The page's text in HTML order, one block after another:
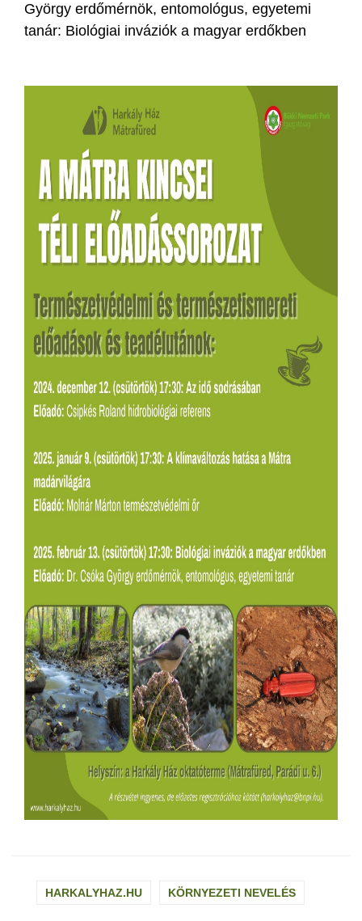
György erdőmérnök, entomológus, egyetemi
tanár: Biológiai inváziók a magyar erdőkben
HARKALYHAZ.HU KÖRNYEZETI NEVELÉS